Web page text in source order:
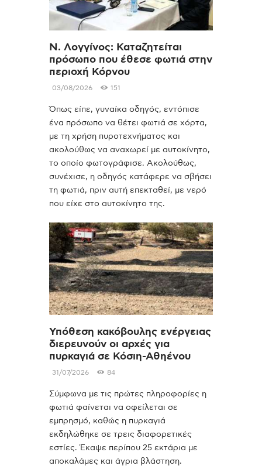
Ν. Λογγίνος: Καταζητείται
πρόσωπο που έθεσε φωτιά στην
περιοχή Κόρνου
03/08/2026 151
Όπως είπε, γυναίκα οδηγός, εντόπισε
ένα πρόσωπο να θέτει φωτιά σε χόρτα,
με τη χρήση πυροτεχνήματος και
ακολούθως να αναχωρεί με αυτοκίνητο,
το οποίο φωτογράφισε. Ακολούθως,
συνέχισε, η οδηγός κατάφερε να σβήσει
τη φωτιά, πριν αυτή επεκταθεί, με νερό
που είχε στο αυτοκίνητο της.
Υπόθεση κακόβουλης ενέργειας
διερευνούν οι αρχές για
πυρκαγιά σε Κόσιη-Αθηένου
31/07/2026 84
Σύμφωνα με τις πρώτες πληροφορίες η
φωτιά φαίνεται να οφείλεται σε
εμπρησμό, καθώς η πυρκαγιά
εκδηλώθηκε σε τρεις διαφορετικές
εστίες. Έκαψε περίπου 25 εκτάρια με
αποκαλάμες και άγρια βλάστηση.